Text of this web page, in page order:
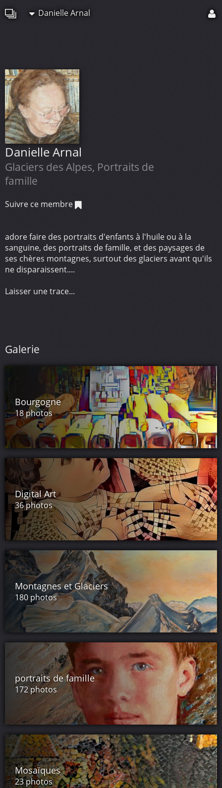
Danielle Arnal
Danielle Arnal
Glaciers des Alpes, Portraits de
famille
Suivre ce membre
adore faire des portraits d'enfants à l'huile ou à la
sanguine, des portraits de famille, et des paysages de
ses chères montagnes, surtout des glaciers avant qu'ils
ne disparaissent....
Laisser une trace...
Galerie
Bourgogne
18 photos
Digital Art
36 photos
Montagnes et Glaciers
180 photos
portraits de famille
172 photos
Mosaïques
23 photos